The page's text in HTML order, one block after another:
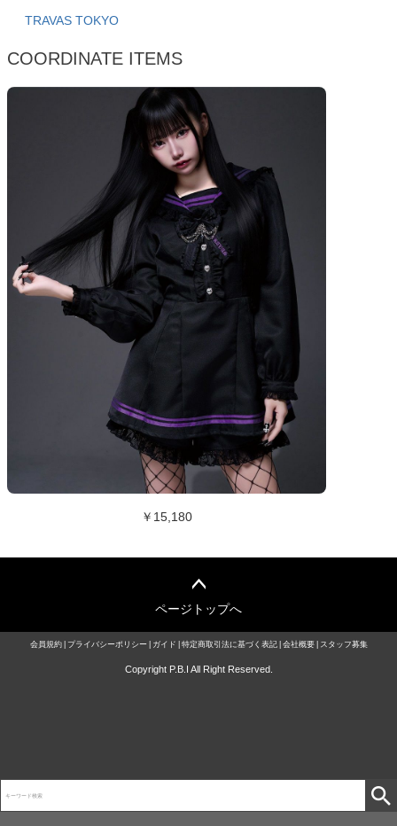
TRAVAS TOKYO
COORDINATE ITEMS
￥15,180
ページトップへ
会員規約 プライバシーポリシー ガイド 特定商取引法に基づく表記 会社概要 スタッフ募集
Copyright P.B.I All Right Reserved.